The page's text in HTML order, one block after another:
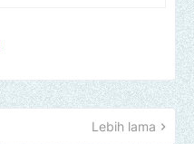
Lebih lama